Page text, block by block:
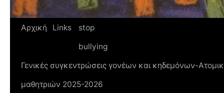
Αρχική Links
stop
bullying
Γενικές συγκεντρώσεις γονέων και κηδεμόνων-
μαθητριών 2025-2026